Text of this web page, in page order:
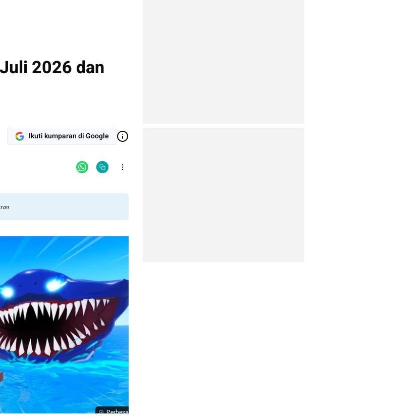
2026 dan
Ikuti kumparan di Google
Perbesar